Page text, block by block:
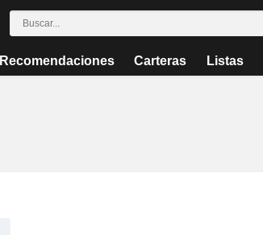
Recomendaciones Carteras Listas